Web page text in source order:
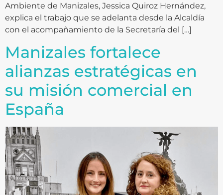
Ambiente de Manizales, Jessica Quiroz Hernández,
explica el trabajo que se adelanta desde la Alcaldía
con el acompañamiento de la Secretaría del […]
Manizales fortalece
alianzas estratégicas en
su misión comercial en
España